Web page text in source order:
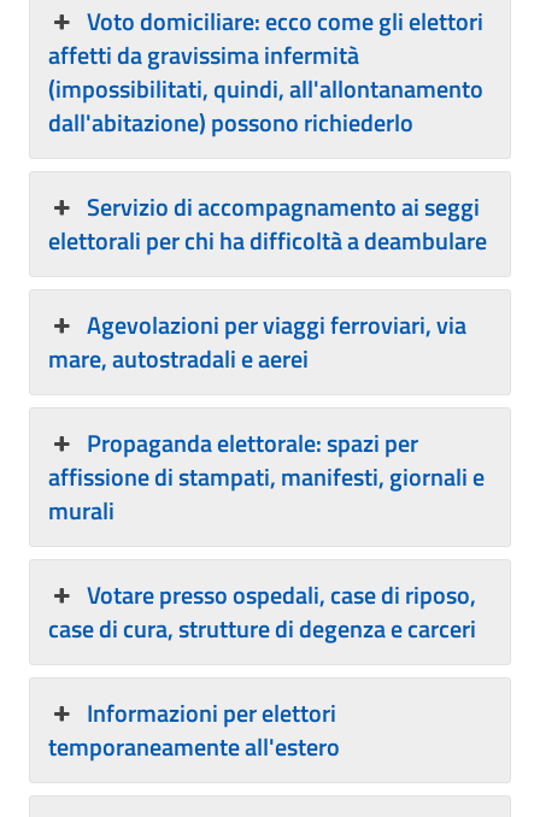
Voto domiciliare: ecco come gli elettori
affetti da gravissima infermità
(impossibilitati, quindi, all'allontanamento
dall'abitazione) possono richiederlo
Servizio di accompagnamento ai seggi
elettorali per chi ha difficoltà a deambulare
Agevolazioni per viaggi ferroviari, via
mare, autostradali e aerei
Propaganda elettorale: spazi per
affissione di stampati, manifesti, giornali e
murali
Votare presso ospedali, case di riposo,
case di cura, strutture di degenza e carceri
Informazioni per elettori
temporaneamente all'estero